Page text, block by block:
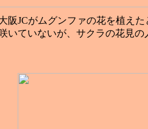
阪JCがムグンファの花を植えた
いていないが、サクラの花見の